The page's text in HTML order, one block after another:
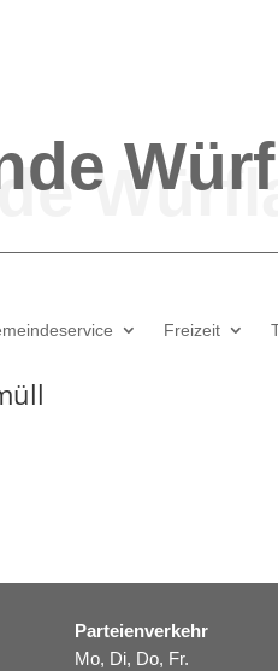
Freizeit
Parteienverkehr
Mo, Di, Do, Fr.